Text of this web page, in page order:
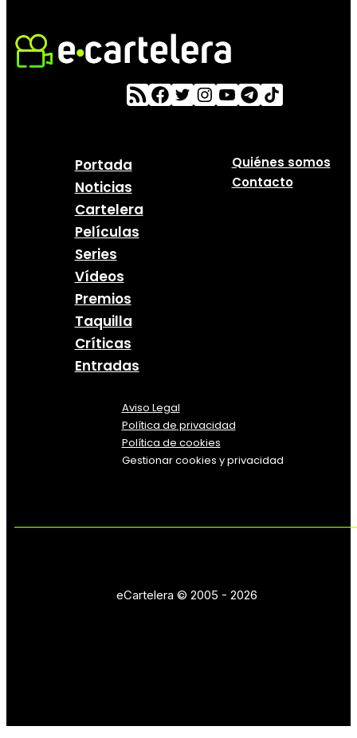
Portada
Noticias
Cartelera
Películas
Series
Vídeos
Premios
Taquilla
Críticas
Entradas
Quiénes somos
Contacto
Aviso Legal
Política de privacidad
Política de cookies
Gestionar cookies y privacidad
eCartelera © 2005 - 2026